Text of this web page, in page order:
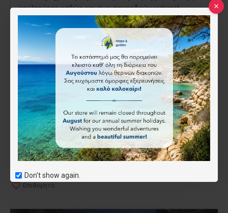
Don't show again.
κουλτούρας καθώς και των παιχνιδιών μνήμης!
ISBN:80002024
Mediterraneo
17.36€
Επιθυμητό